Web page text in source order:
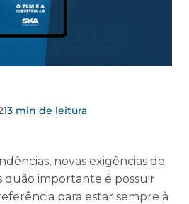
3 min de leitura
novas exigências de
quão importante é possuir
para estar sempre à